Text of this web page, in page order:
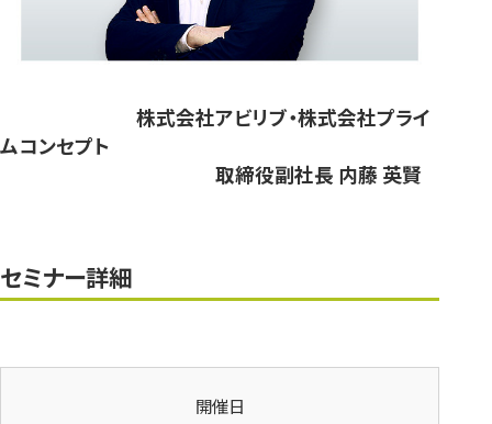
株式会社アビリブ・株式会社プライ
ムコンセプト
取締役副社長 内藤 英賢
セミナー詳細
開催日